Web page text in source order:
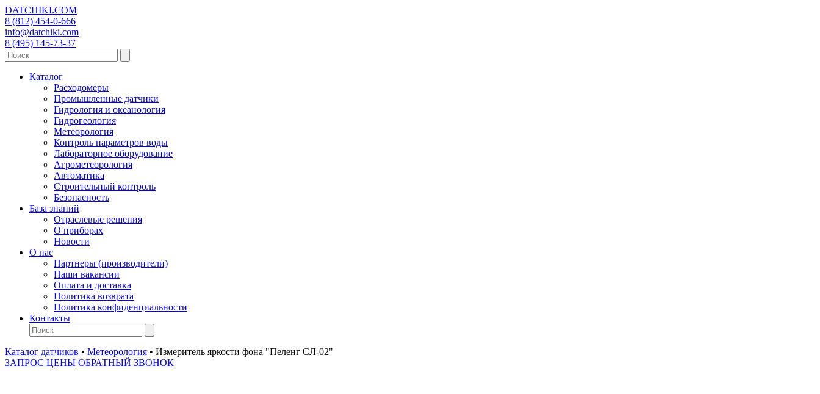
DATCHIKI.COM
8 (812) 454-0-666
info@datchiki.com
8 (495) 145-73-37
Каталог
Расходомеры
Промышленные датчики
Гидрология и океанология
Гидрогеология
Метеорология
Контроль параметров воды
Лабораторное оборудование
Агрометеорология
Автоматика
Строительный контроль
Безопасность
База знаний
Отраслевые решения
О приборах
Новости
О нас
Партнеры (производители)
Наши вакансии
Оплата и доставка
Политика возврата
Политика конфиденциальности
Контакты
Каталог датчиков • Метеорология • Измеритель яркости фона "Пеленг СЛ-02"
ЗАПРОС ЦЕНЫ ОБРАТНЫЙ ЗВОНОК